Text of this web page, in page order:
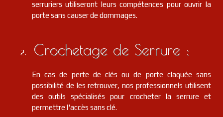
serruriers utiliseront leurs compétences pour ouvrir la
porte sans causer de dommages.
Crochetage de Serrure :
En cas de perte de clés ou de porte claquée sans
possibilité de les retrouver, nos professionnels utilisent
des outils spécialisés pour crocheter la serrure et
permettre l'accès sans clé.